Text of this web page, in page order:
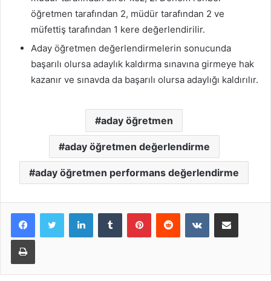
öğretmen tarafından 2, müdür tarafından 2 ve
müfettiş tarafından 1 kere değerlendirilir.
Aday öğretmen değerlendirmelerin sonucunda
başarılı olursa adaylık kaldırma sınavına girmeye hak
kazanır ve sınavda da başarılı olursa adaylığı kaldırılır.
aday öğretmen
aday öğretmen değerlendirme
aday öğretmen performans değerlendirme
LinkedInTumblr PinterestReddit VKontakteE-Posta ile paylaş
Yazdır